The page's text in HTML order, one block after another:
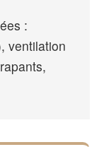
:
ventilation